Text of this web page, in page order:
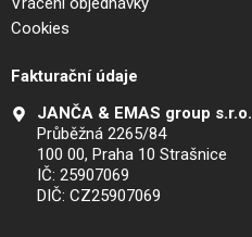
Cookies
Fakturační údaje
JANČA & EMAS group s.r.o.
Průběžná 2265/84
100 00, Praha 10 Strašnice
IČ: 25907069
DIČ: CZ25907069